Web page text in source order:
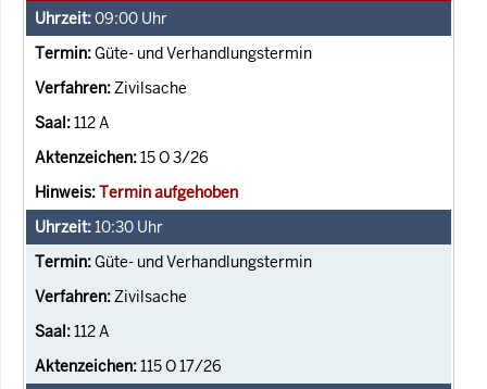
09:00 Uhr
Güte- und Verhandlungstermin
Zivilsache
112 A
15 O 3/26
Termin aufgehoben
10:30 Uhr
Güte- und Verhandlungstermin
Zivilsache
112 A
115 O 17/26